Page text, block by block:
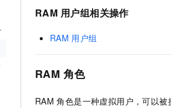
RAM 用户组相关操作
RAM 用户组
RAM 角色
RAM 角色是一种虚拟用户，可以